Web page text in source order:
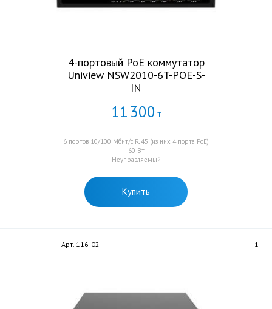
4-портовый PoE коммутатор
Uniview NSW2010-6T-POE-S-
IN
11 300 Т
6 портов 10/100 Мбит/с RJ45 (из них 4 порта PoE)
60 Вт
Неуправляемый
Купить
Арт. 116-02 1